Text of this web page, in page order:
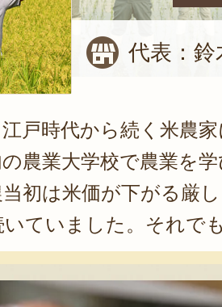
代表：鈴
戸時代から続く米農
農業大学校で農業を
初は米価が下がる厳
ていました。それで
こそ、今があると思
、精米設備を導入し、